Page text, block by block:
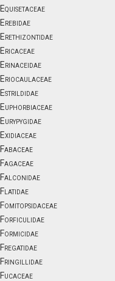
Equisetaceae
Erebidae
Erethizontidae
Ericaceae
Erinaceidae
Eriocaulaceae
Estrildidae
Euphorbiaceae
Eurypygidae
Exidiaceae
Fabaceae
Fagaceae
Falconidae
Flatidae
Fomitopsidaceae
Forficulidae
Formicidae
Fregatidae
Fringillidae
Fucaceae